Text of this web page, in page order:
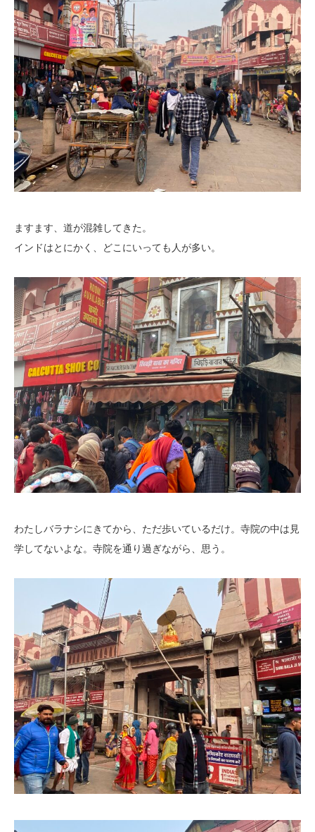
ますます、道が混雑してきた。
インドはとにかく、どこにいっても人が多い。
わたしバラナシにきてから、ただ歩いているだけ。寺院の中は見
学してないよな。寺院を通り過ぎながら、思う。